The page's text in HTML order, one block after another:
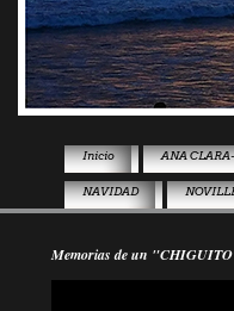
Inicio ANA
NAVIDAD
Memorias de un